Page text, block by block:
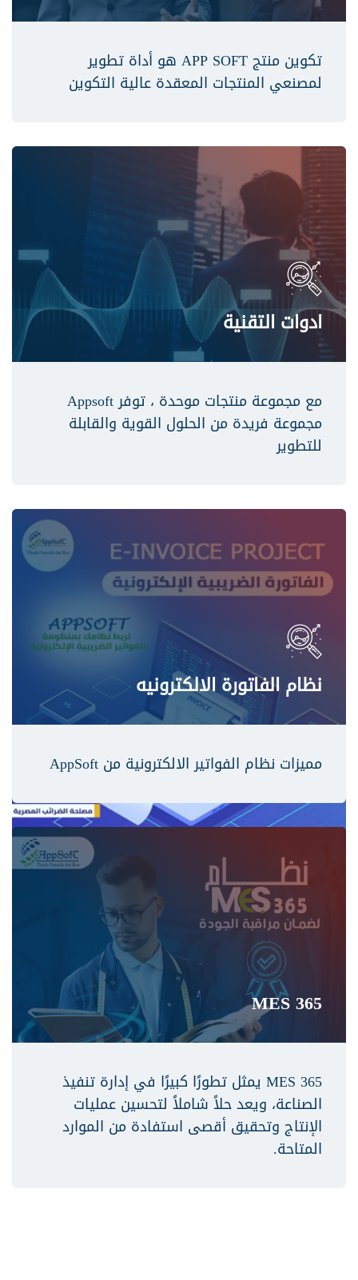
تكوين منتج APP SOFT هو أداة تطوير
لمصنعي المنتجات المعقدة عالية التكوين
ادوات التقنية
مع مجموعة منتجات موحدة ، توفر Appsoft
مجموعة فريدة من الحلول القوية والقابلة
للتطوير
نظام الفاتورة الالكترونيه
مميزات نظام الفواتير الالكترونية من AppSoft
MES 365
MES 365 يمثل تطورًا كبيرًا في إدارة تنفيذ
الصناعة، ويعد حلاً شاملاً لتحسين عمليات
الإنتاج وتحقيق أقصى استفادة من الموارد
المتاحة.